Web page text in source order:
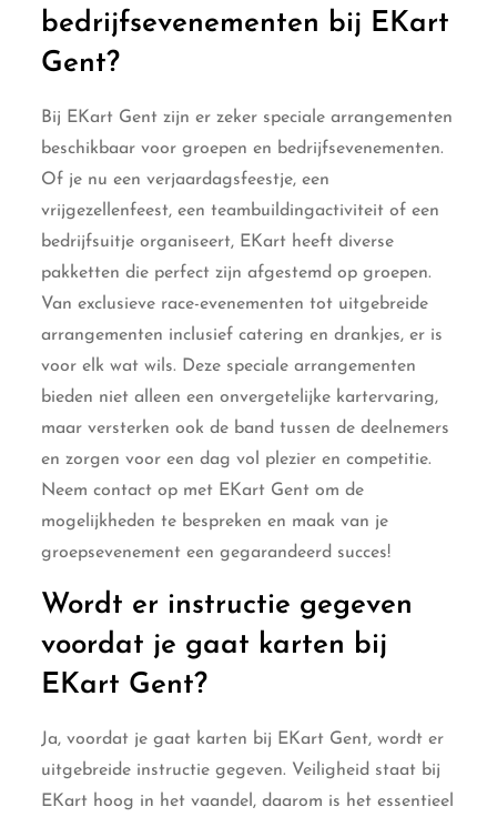
bedrijfsevenementen bij EKart
Gent?
Bij EKart Gent zijn er zeker speciale arrangementen
beschikbaar voor groepen en bedrijfsevenementen.
Of je nu een verjaardagsfeestje, een
vrijgezellenfeest, een teambuildingactiviteit of een
bedrijfsuitje organiseert, EKart heeft diverse
pakketten die perfect zijn afgestemd op groepen.
Van exclusieve race-evenementen tot uitgebreide
arrangementen inclusief catering en drankjes, er is
voor elk wat wils. Deze speciale arrangementen
bieden niet alleen een onvergetelijke kartervaring,
maar versterken ook de band tussen de deelnemers
en zorgen voor een dag vol plezier en competitie.
Neem contact op met EKart Gent om de
mogelijkheden te bespreken en maak van je
groepsevenement een gegarandeerd succes!
Wordt er instructie gegeven
voordat je gaat karten bij
EKart Gent?
Ja, voordat je gaat karten bij EKart Gent, wordt er
uitgebreide instructie gegeven. Veiligheid staat bij
EKart hoog in het vaandel, daarom is het essentieel